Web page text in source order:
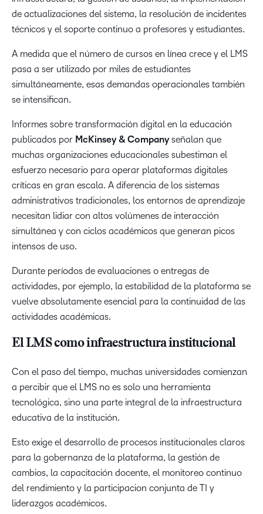
de actualizaciones del sistema, la resolución de incidentes
técnicos y el soporte continuo a profesores y estudiantes.
A medida que el número de cursos en línea crece y el LMS
pasa a ser utilizado por miles de estudiantes
simultáneamente, esas demandas operacionales también
se intensifican.
Informes sobre transformación digital en la educación
publicados por McKinsey & Companyseñalan que
muchas organizaciones educacionales subestiman el
esfuerzo necesario para operar plataformas digitales
críticas en gran escala. A diferencia de los sistemas
administrativos tradicionales, los entornos de aprendizaje
necesitan lidiar con altos volúmenes de interacción
simultánea y con ciclos académicos que generan picos
intensos de uso.
Durante períodos de evaluaciones o entregas de
actividades, por ejemplo, la estabilidad de la plataforma se
vuelve absolutamente esencial para la continuidad de las
actividades académicas.
El LMS como infraestructura institucional
Con el paso del tiempo, muchas universidades comienzan
a percibir que el LMS no es solo una herramienta
tecnológica, sino una parte integral de la infraestructura
educativa de la institución.
Esto exige el desarrollo de procesos institucionales claros
para la gobernanza de la plataforma, la gestión de
cambios, la capacitación docente, el monitoreo continuo
del rendimiento y la participacion conjunta de TI y
liderazgos académicos.